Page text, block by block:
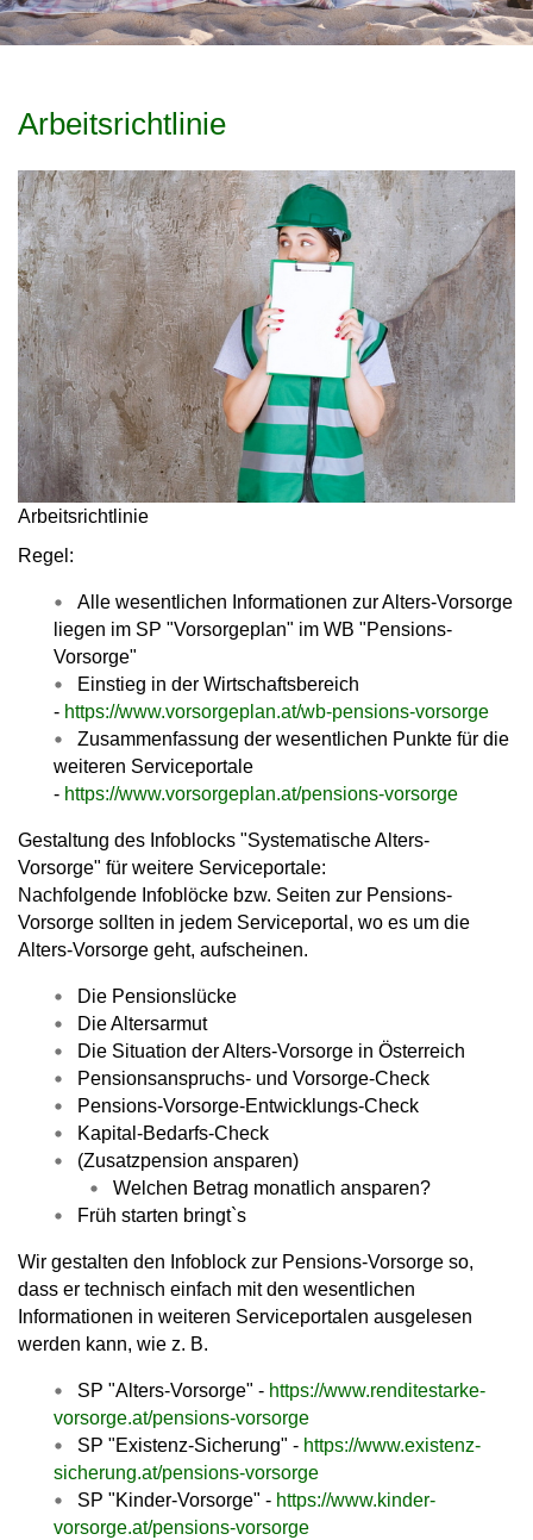
Arbeitsrichtlinie
Arbeitsrichtlinie
Regel:
Alle wesentlichen Informationen zur Alters-Vorsorge
liegen im SP "Vorsorgeplan" im WB "Pensions-
Vorsorge"
Einstieg in der Wirtschaftsbereich
- https://www.vorsorgeplan.at/wb-pensions-vorsorge
Zusammenfassung der wesentlichen Punkte für die
weiteren Serviceportale
- https://www.vorsorgeplan.at/pensions-vorsorge
Gestaltung des Infoblocks "Systematische Alters-
Vorsorge" für weitere Serviceportale:
Nachfolgende Infoblöcke bzw. Seiten zur Pensions-
Vorsorge sollten in jedem Serviceportal, wo es um die
Alters-Vorsorge geht, aufscheinen.
Die Pensionslücke
Die Altersarmut
Die Situation der Alters-Vorsorge in Österreich
Pensionsanspruchs- und Vorsorge-Check
Pensions-Vorsorge-Entwicklungs-Check
Kapital-Bedarfs-Check
(Zusatzpension ansparen)
Welchen Betrag monatlich ansparen?
Früh starten bringt`s
Wir gestalten den Infoblock zur Pensions-Vorsorge so,
dass er technisch einfach mit den wesentlichen
Informationen in weiteren Serviceportalen ausgelesen
werden kann, wie z. B.
SP "Alters-Vorsorge" - https://www.renditestarke-
vorsorge.at/pensions-vorsorge
SP "Existenz-Sicherung" - https://www.existenz-
sicherung.at/pensions-vorsorge
SP "Kinder-Vorsorge" - https://www.kinder-
vorsorge.at/pensions-vorsorge